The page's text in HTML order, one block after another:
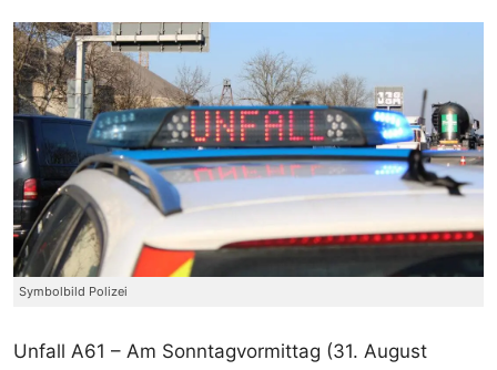
Symbolbild Polizei
Unfall A61 – Am Sonntagvormittag (31. August